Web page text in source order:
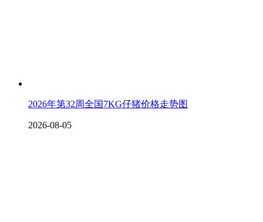
2026年第32周全国7KG仔猪价格走势图
2026-08-05